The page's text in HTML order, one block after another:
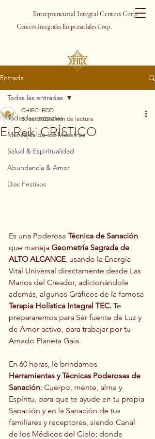
Entrepreneurial Integral Centers Corp.
Centros Integrales Empresariales Corp.
Entrada
Todas las entradas
Mensajes de los Maestros
Salud & Espiritualidad
Abundancia & Amor
Días Festivos
Todas las entradas
El Reiki CRÍSTICO
CHIEC- ECO
30 oct 2022 2 min de lectura
Es una Poderosa Técnica de Sanación
que maneja Geometría Sagrada de
ALTO ALCANCE, usando la Energía
Vital Universal directamente desde Las
Manos del Creador, adicionándole
además, algunos Gráficos de la famosa
Terapia Holística Integral TEC. Te
prepararemos para Ser fuente de Luz y
de Amor activo, para trabajar por tu
Amado Planeta Gaia.
En 60 horas, le brindamos
Herramientas y Técnicas Poderosas de
Sanación: Cuerpo, mente, alma y
Espíritu, para que te ayude en tu propia
Sanación y en la Sanación de tus
familiares y receptores, siendo Canal
de los Médicos del Cielo; donde